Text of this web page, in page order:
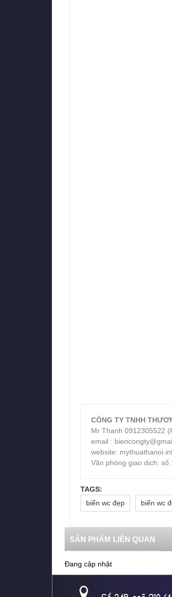
CÔNG TY TNHH
Mr Thanh 0912305522
email :
website:
Văn phòng giao dịch:
TAGS:
biển wc đẹp
biển wc
SẢN PHẨM LIÊN QUAN
Đang cập nhật